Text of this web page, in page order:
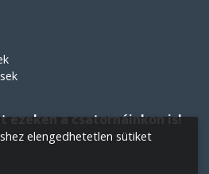
ezeken a csatornáinkon is!
elengedhetetlen sütiket